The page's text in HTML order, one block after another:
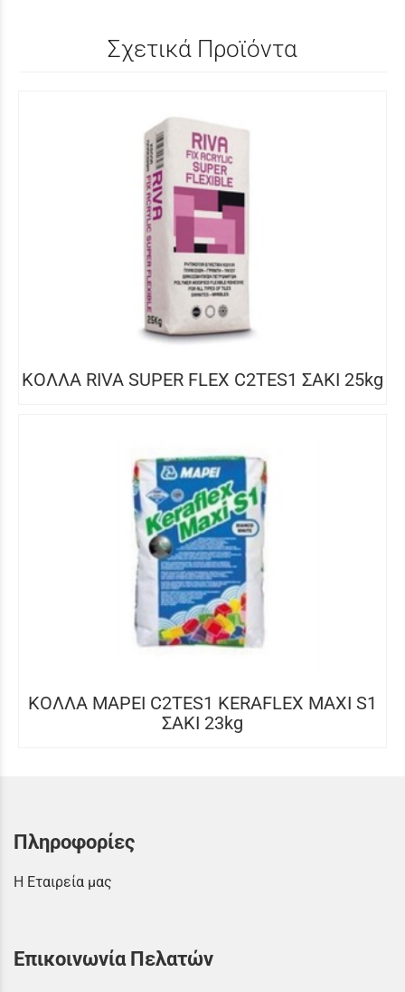
Σχετικά Προϊόντα
ΚΟΛΛΑ RIVA SUPER FLEX C2TES1 ΣΑΚΙ 25kg
ΚΟΛΛΑ MAPEI C2TES1 KERAFLEX MAXI S1
ΣΑΚΙ 23kg
Πληροφορίες
Η Εταιρεία μας
Επικοινωνία Πελατών